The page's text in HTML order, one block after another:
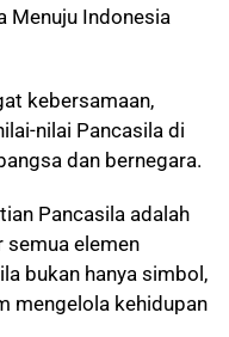
Menuju Indonesia
kebersamaan,
nilai Pancasila di
dan bernegara.
Pancasila adalah
semua elemen
bukan hanya simbol,
mengelola kehidupan